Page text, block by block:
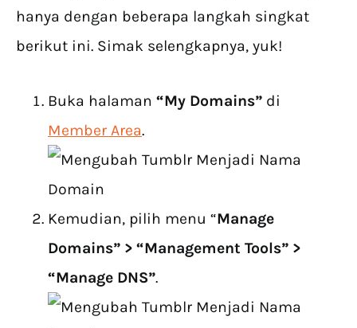
hanya dengan beberapa langkah singkat
berikut ini. Simak selengkapnya, yuk!
Buka halaman “My Domains” di
Member Area.
Kemudian, pilih menu “Manage
Domains” > “Management Tools” >
“Manage DNS”.